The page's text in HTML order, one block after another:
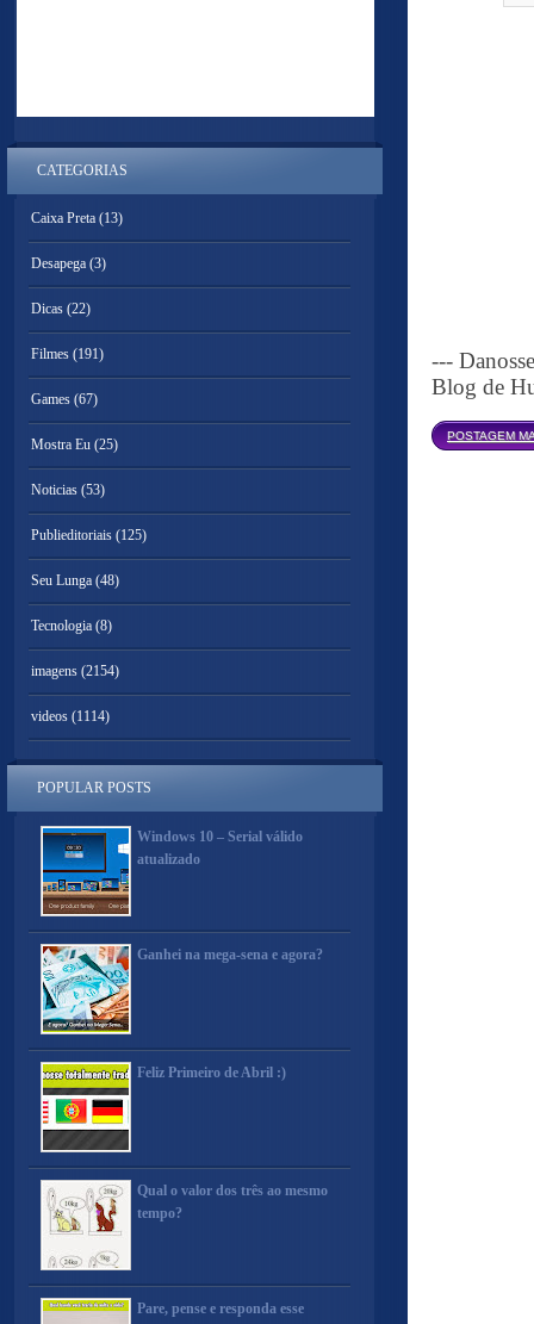
---
Blog de
POSTAGEM
CATEGORIAS
Caixa Preta (13)
Desapega (3)
Dicas (22)
Filmes (191)
Games (67)
Mostra Eu (25)
Noticias (53)
Publieditoriais (125)
Seu Lunga (48)
Tecnologia (8)
imagens (2154)
videos (1114)
POPULAR POSTS
Windows 10 – Serial válido
atualizado
Ganhei na mega-sena e agora?
Feliz Primeiro de Abril :)
Qual o valor dos três ao mesmo
tempo?
Pare, pense e responda esse